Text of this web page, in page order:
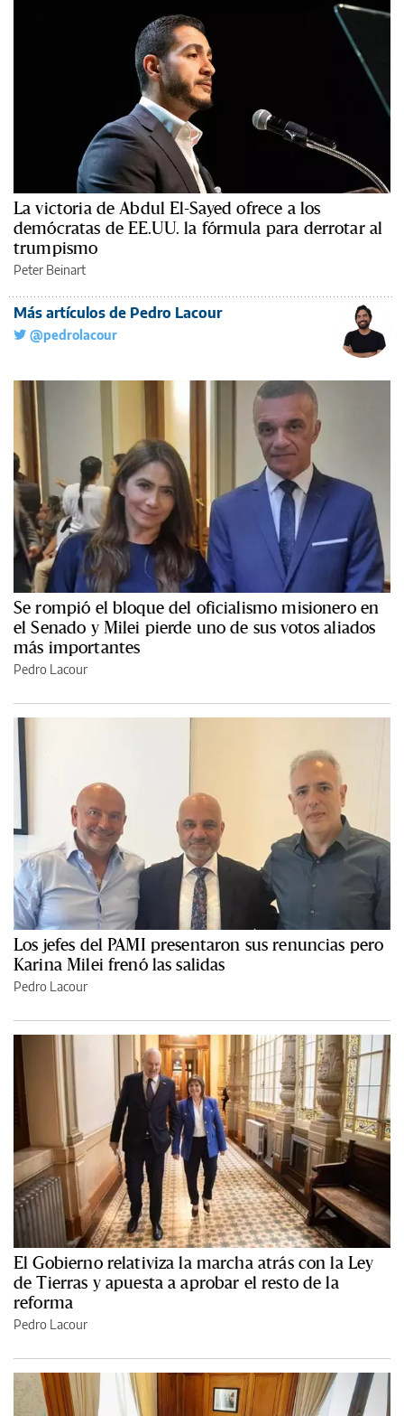
La victoria de Abdul El-Sayed ofrece a los
demócratas de EE.UU. la fórmula para derrotar al
trumpismo
Peter Beinart
Más artículos de Pedro Lacour
@pedrolacour
Se rompió el bloque del oficialismo misionero en
el Senado y Milei pierde uno de sus votos aliados
más importantes
Pedro Lacour
Los jefes del PAMI presentaron sus renuncias pero
Karina Milei frenó las salidas
Pedro Lacour
El Gobierno relativiza la marcha atrás con la Ley
de Tierras y apuesta a aprobar el resto de la
reforma
Pedro Lacour